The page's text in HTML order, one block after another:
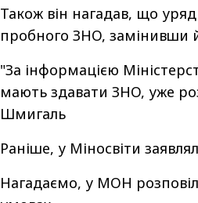
Також він нагадав, що
пробного ЗНО, замінивши
"За інформацією
мають здавати ЗНО, уже
Шмигаль
Раніше, у Міносвіти
Нагадаємо, у МОН